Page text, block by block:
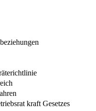
kraft Gesetzes